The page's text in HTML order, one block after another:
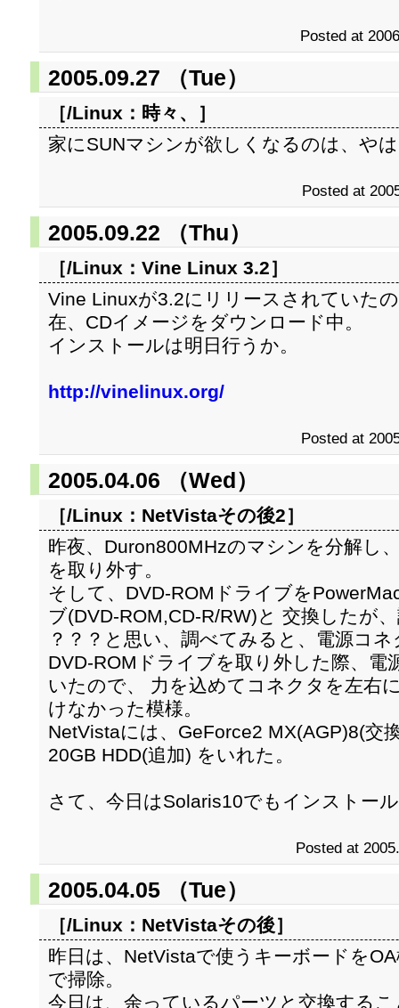
Posted at
2005.09.27 （Tue）
［/Linux： 時々、
］
家にSUNマシンが欲しくなるのは、や
Posted at
2005.09.22 （Thu）
［/Linux： Vine Linux 3.2］
Vine Linuxが3.2にリリースされていた
在、CDイメージをダウンロード中。
インストールは明日行うか。
http://vinelinux.org/
Posted at
2005.04.06 （Wed）
［/Linux： NetVistaその後2］
昨夜、Duron800MHzのマシンを分解し
を取り外す。
そして、DVD-ROMドライブを
ブ(DVD-ROM,CD-R/RW)と 交換したが
？？？と思い、調べてみると、電源コ
DVD-ROMドライブを取り外した際、
いたので、 力を込めてコネクタを左右
けなかった模様。
NetVistaには、GeForce2 MX(AGP)8(交
20GB HDD(追加) をいれた。
さて、今日はSolaris10でもインストー
Posted at
2005.04.05 （Tue）
［/Linux： NetVistaその後］
昨日は、NetVistaで使うキーボードを
で掃除。
今日は、余っているパーツと交換する